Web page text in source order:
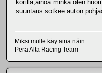
korilla,ainoa minkä olen
suuntaus sotkee auton
Miksi mulle käy aina näin......
Perä Alta Racing Team